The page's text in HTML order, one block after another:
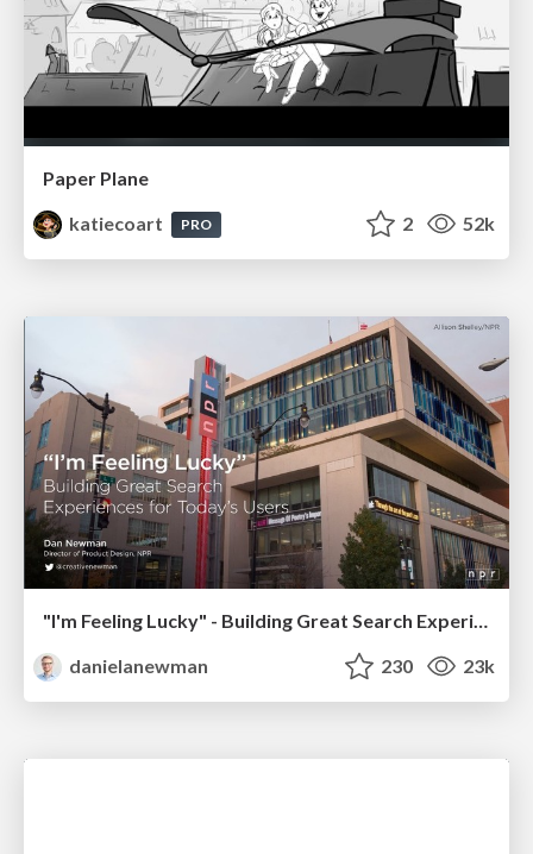
Paper Plane
katiecoart
PRO 2 52k
"I'm Feeling Lucky" - Building Great Search Experiences for Today's Users (#IAC19)
danielanewman
230 23k